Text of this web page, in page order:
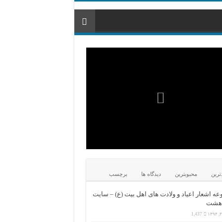
محبوبترین دیدگاه ها برچسب
اشعار اعیاد و ولادت های اهل بیت (ع) – سایت
هشت
1,437